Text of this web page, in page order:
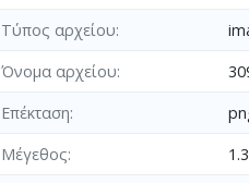
Τύπος αρχείου
Όνομα αρχείου
Επέκταση
Μέγεθος